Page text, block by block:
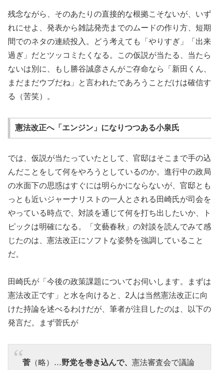
残念ながら、そのあたりの直接的な根拠こそないが、いず
れにせよ、発表から雑誌発売までのムードの作り方、短期
間でのネタの連続投入。どう考えても「やりすぎ」「出来
過ぎ」だとツッコミたくなる。この仮説が当たる、当たら
ないは別に、もし勝谷誠彦さんがご存命なら「新田くん、
まだまだウブだね」と言われたであろうことだけは確信す
る（苦笑）。
憲法改正へ「エンジン」になりつつある小泉氏
では、仮説が当たっていたとして、官邸はそこまで手の込
んだことをして何をやろうとしているのか。進行中の政局
の水面下の思惑はすぐには明らかにならないが、官邸とも
っとも近いジャーナリストの一人とされる田崎氏が司会を
やっている時点で、対談を通じて何を打ち出したいか、ト
ピックは明確になる。「文藝春秋」の対談を読んでみて感
じたのは、憲法改正にソフトな姿勢を強調していること
だ。
田崎氏が「今後の政策課題についてお伺いします。まずは
憲法改正です」と水を向けると、2人は当然憲法改正に向
けた持論を述べるわけだが、筆者が注目したのは、以下の
発言だ。まず菅氏が
菅（略）…野党を巻き込んで、 憲法審査会で議論